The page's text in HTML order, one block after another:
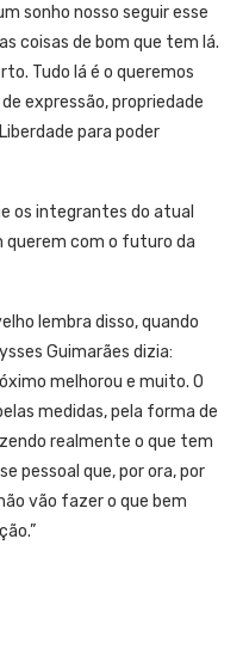
sonho nosso seguir esse
coisas de bom que tem lá.
Tudo lá é o queremos
expressão, propriedade
para poder
os integrantes do atual
querem com o futuro da
lembra disso, quando
Guimarães dizia:
melhorou e muito. O
medidas, pela forma de
realmente o que tem
pessoal que, por ora, por
vão fazer o que bem